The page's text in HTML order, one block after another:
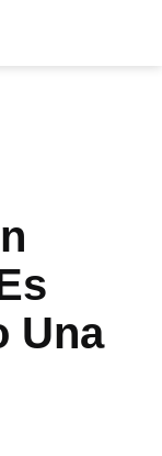
Una